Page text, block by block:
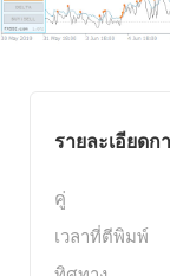
รายละเอียด
คู่
เวลาที่ตีพิมพ์